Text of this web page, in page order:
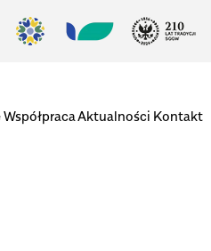
WspółpracaAktualności Kontakt